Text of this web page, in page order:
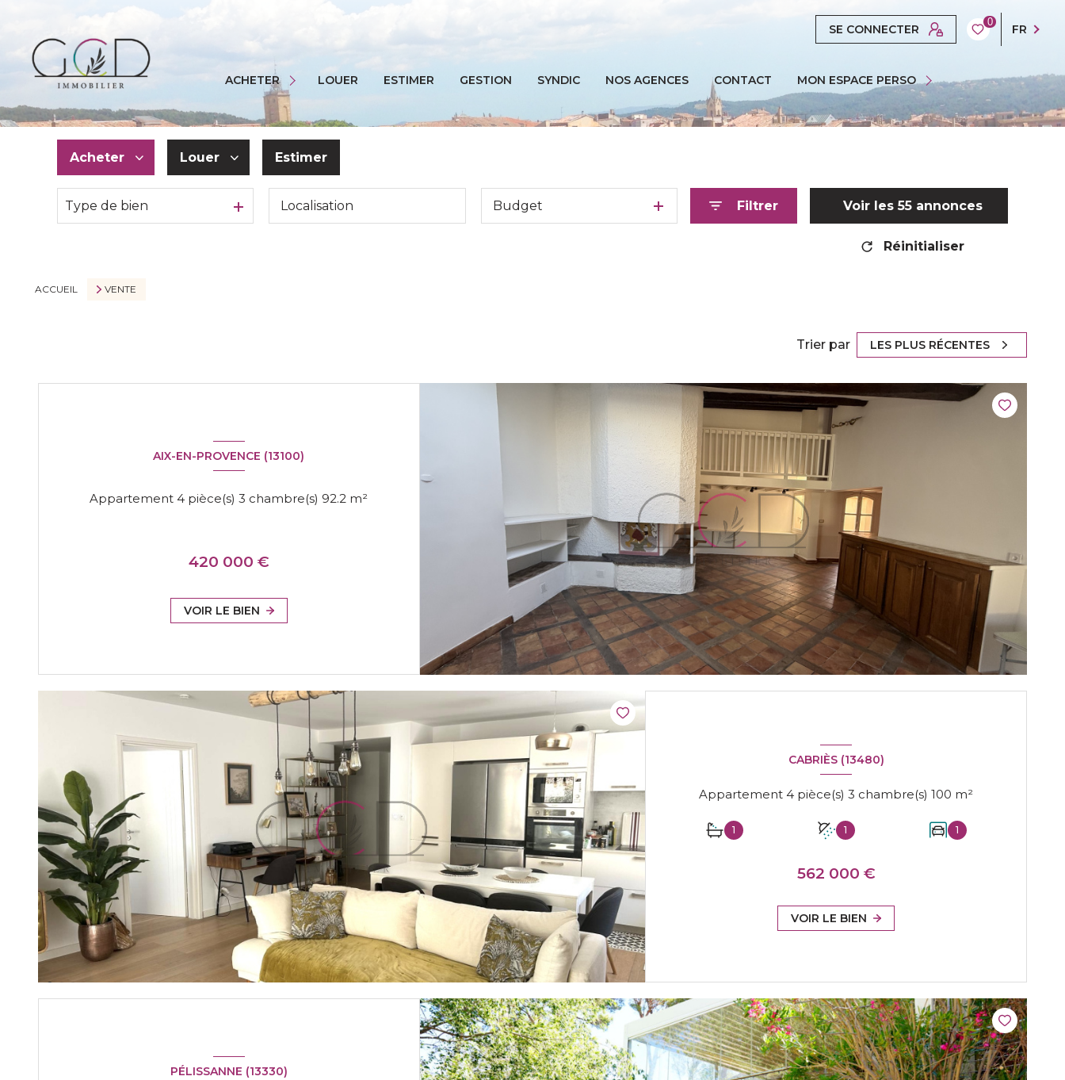
SE CONNECTER
0
FR
ACHETER
NOS BIENS
NOS LOCAUX
NOS COMMERCES
NOS PROGRAMMES NEUFS
LOUER ESTIMER GESTION SYNDIC NOS AGENCES CONTACT MON ESPACE PERSO
ESPACE GESTION
ESPACE SYNDIC
Acheter
De l'ancien
Louer
à l'année
Estimer
Type de bien Budget Filtrer Voir les55 annonces
Réinitialiser
ACCUEIL VENTE
Trier par LES PLUS RÉCENTES
AIX-EN-PROVENCE (13100)
Appartement 4 pièce(s) 3 chambre(s) 92.2 m²
420 000 €
VOIR LE BIEN
CABRIÈS (13480)
Appartement 4 pièce(s) 3 chambre(s) 100 m²
1 1 1
562 000 €
VOIR LE BIEN
PÉLISSANNE (13330)